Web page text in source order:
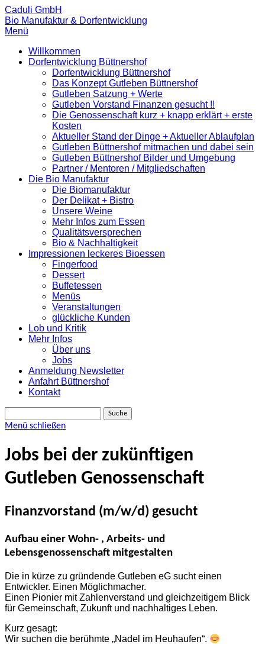
Caduli GmbH
Bio Manufaktur & Dorfentwicklung
Menü
Willkommen
Dorfentwicklung Büttnershof
Dorfentwicklung Büttnershof
Das Konzept Gutleben Büttnershof
Gutleben Satzung + Werte
Gutleben Vorstand Finanzen gesucht !!
Die Genossenschaft kurz + knapp erklärt + erste
Kosten
Aktueller Stand der Dinge + Aktueller Ablaufplan
Gutleben Büttnershof mitmachen und dabei sein
Gutleben Büttnershof Bilder und Umgebung
Partner / Mentoren / Mitgliedschaften
Die Bio Manufaktur
Die Biomanufaktur
Der Delikat + Bistro
Unsere Weine
Mehr Infos zum Essen
Qualitätsversprechen
Bio & Nachhaltigkeit
Impressionen leckeres Bioessen
Fingerfood
Dessert
Buffetessen
Menüs
Veranstaltungen
glückliche Kunden
Lob und Kritik
Mehr Infos
Über uns
Jobs
Anmeldung Newsletter
Anfahrt Büttnershof
Kontakt
Suche
Menü schließen
Jobs bei der zukünftigen
Gutleben Genossenschaft
Finanzvorstand (m/w/d) gesucht
Aufbau einer Wohn- , Arbeits- und
Lebensgenossenschaft mitgestalten
Die in kürze zu gründende Gutleben eG sucht einen
Entwickler. Einen Möglichmacher.
Einen Pionier mit Zahlenverstand und gleichzeitigem Blick
für Gemeinschaft, Zukunft und nachhaltiges Leben.
Kurz gesagt:
Wir suchen die berühmte „Nadel im Heuhaufen“.